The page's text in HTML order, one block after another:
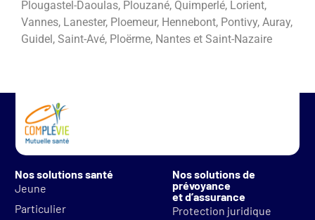
Plougastel-Daoulas, Plouzané, Quimperlé, Lorient,
Vannes, Lanester, Ploemeur, Hennebont, Pontivy, Auray,
Guidel, Saint-Avé, Ploërme, Nantes et Saint-Nazaire
Nos solutions santé
Jeune
Particulier
Nos solutions de
prévoyance
et d’assurance
Protection juridique